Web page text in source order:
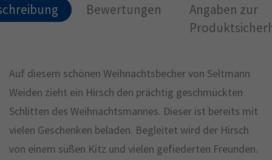
Bewertungen
Angaben zur
Auf diesem schönen Weihnachtsbecher von Seltmann
Weiden zieht ein Hirsch den prächtig geschmückten
Schlitten des Weihnachtsmannes. Dieser ist bereits mit
vielen Geschenken beladen. Begleitet wird der Hirsch
von einem süßen Kitz und vielen gefiederten Freunden.